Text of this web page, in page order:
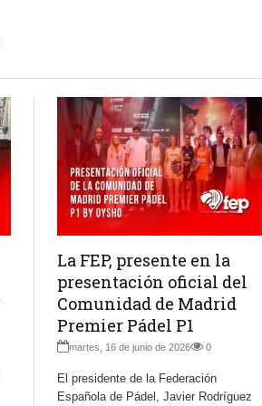
La FEP, presente en la
presentación oficial del
Comunidad de Madrid
Premier Pádel P1
martes, 16 de junio de 2026 0
El presidente de la Federación
Española de Pádel, Javier Rodríguez